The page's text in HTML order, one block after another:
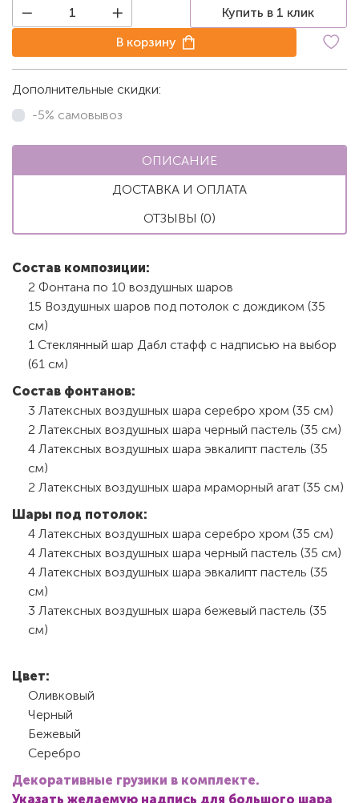
Купить в 1 клик
В корзину
Дополнительные скидки:
-5% самовывоз
ОПИСАНИЕ
ДОСТАВКА И ОПЛАТА
ОТЗЫВЫ (0)
Состав композиции:
2 Фонтана по 10 воздушных шаров
15 Воздушных шаров под потолок с дождиком (35
см)
1 Стеклянный шар Дабл стафф с надписью на выбор
(61 см)
Состав фонтанов:
3 Латексных воздушных шара серебро хром (35 см)
2 Латексных воздушных шара черный пастель (35 см)
4 Латексных воздушных шара эвкалипт пастель (35
см)
2 Латексных воздушных шара мраморный агат (35 см)
Шары под потолок:
4 Латексных воздушных шара серебро хром (35 см)
4 Латексных воздушных шара черный пастель (35 см)
4 Латексных воздушных шара эвкалипт пастель (35
см)
3 Латексных воздушных шара бежевый пастель (35
см)
Цвет:
Оливковый
Черный
Бежевый
Серебро
Декоративные грузики в комплекте.
Указать желаемую надпись для большого шара